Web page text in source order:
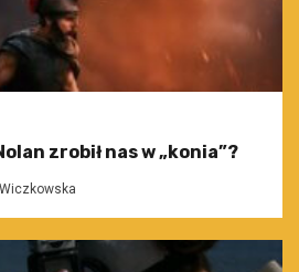
zrobił nas w „konia”?